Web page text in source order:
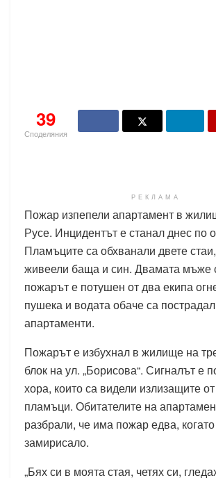
39
Споделяния
РЕКЛАМА
Пожар изпепели апартамент в
Русе. Инцидентът е станал днес по
Пламъците са обхванали двете
живеели баща и син. Двамата мъже
пожарът е потушен от два екипа
пушека и водата обаче са
апартаменти.
Пожарът е избухнал в жилище на
блок на ул. „Борисова“. Сигналът е
хора, които са видели излизащите
пламъци. Обитателите на
разбрали, че има пожар едва,
замирисало.
„Бях си в моята стая, четях си,